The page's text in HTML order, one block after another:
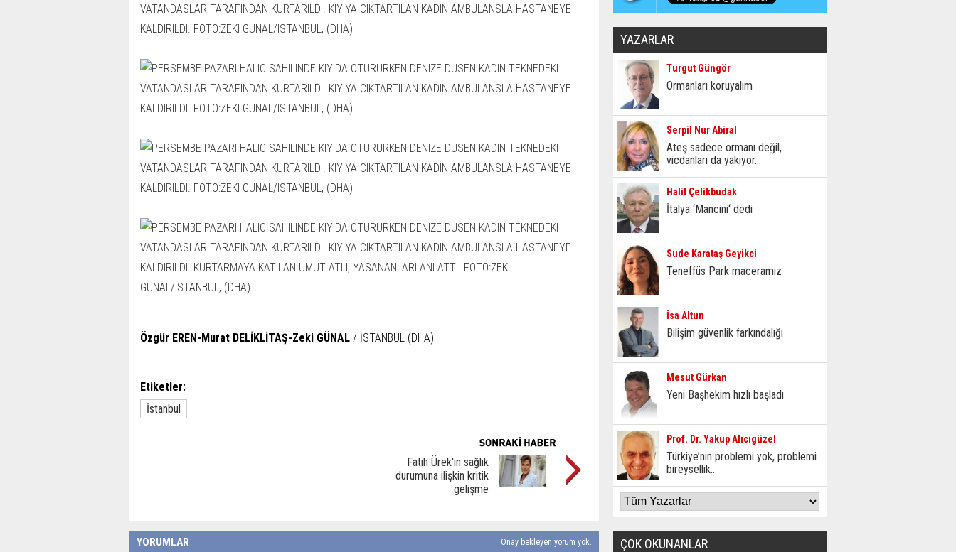
Özgür EREN-Murat DELİKLİTAŞ-Zeki GÜNAL / İSTANBUL (DHA)
Etiketler:
İstanbul
Fatih Ürek'in sağlık
durumuna ilişkin kritik
gelişme
YORUMLAR Onay bekleyen yorum yok.
YAZARLAR
Turgut Güngör
Ormanları koruyalım
Serpil Nur Abiral
Ateş sadece ormanı değil,
vicdanları da yakıyor...
Halit Çelikbudak
İtalya ‘Mancini‘ dedi
Sude Karataş Geyikci
Teneffüs Park maceramız
İsa Altun
Bilişim güvenlik farkındalığı
Mesut Gürkan
Yeni Başhekim hızlı başladı
Prof. Dr. Yakup Alıcıgüzel
Türkiye’nin problemi yok, problemi
bireysellik..
ÇOK OKUNANLAR